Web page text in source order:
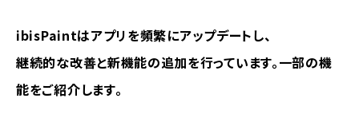
ibisPaintはアプリを頻繁にアップデートし、
継続的な改善と新機能の追加を行っています。一部の機
能をご紹介します。